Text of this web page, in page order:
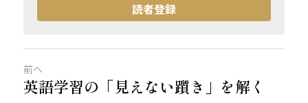
読者登録
前へ
英語学習の「見えない躓き」を解く